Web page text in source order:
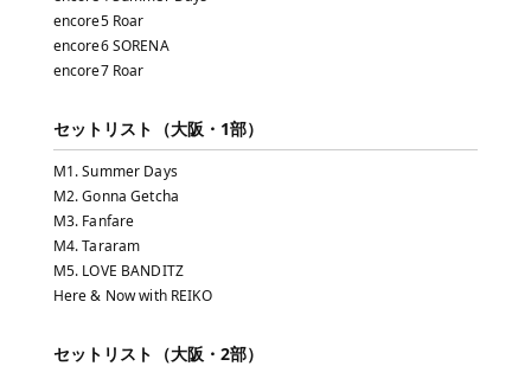
encore5 Roar
encore6 SORENA
encore7 Roar
セットリスト（大阪・1部）
M1. Summer Days
M2. Gonna Getcha
M3. Fanfare
M4. Tararam
M5. LOVE BANDITZ
Here & Now with REIKO
セットリスト（大阪・2部）